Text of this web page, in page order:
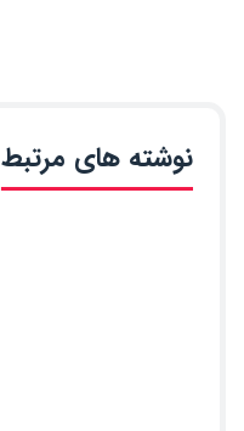
نوشته های مرتبط